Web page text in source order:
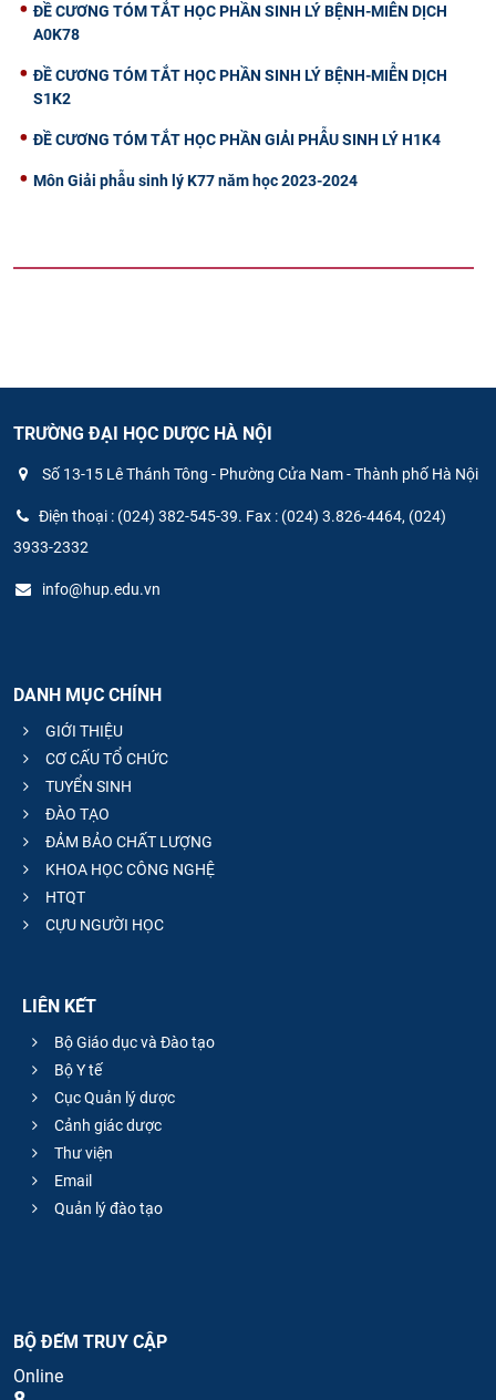
ĐỀ CƯƠNG TÓM TẮT HỌC PHẦN SINH LÝ BỆNH-MIỄN DỊCH
A0K78
ĐỀ CƯƠNG TÓM TẮT HỌC PHẦN SINH LÝ BỆNH-MIỄN DỊCH
S1K2
ĐỀ CƯƠNG TÓM TẮT HỌC PHẦN GIẢI PHẪU SINH LÝ H1K4
Môn Giải phẫu sinh lý K77 năm học 2023-2024
TRƯỜNG ĐẠI HỌC DƯỢC HÀ NỘI
Số 13-15 Lê Thánh Tông - Phường Cửa Nam - Thành phố Hà Nội
Điện thoại : (024) 382-545-39. Fax : (024) 3.826-4464, (024)
3933-2332
info@hup.edu.vn
DANH MỤC CHÍNH
GIỚI THIỆU
CƠ CẤU TỔ CHỨC
TUYỂN SINH
ĐÀO TẠO
ĐẢM BẢO CHẤT LƯỢNG
KHOA HỌC CÔNG NGHỆ
HTQT
CỰU NGƯỜI HỌC
LIÊN KẾT
Bộ Giáo dục và Đào tạo
Bộ Y tế
Cục Quản lý dược
Cảnh giác dược
Thư viện
Email
Quản lý đào tạo
BỘ ĐẾM TRUY CẬP
Online